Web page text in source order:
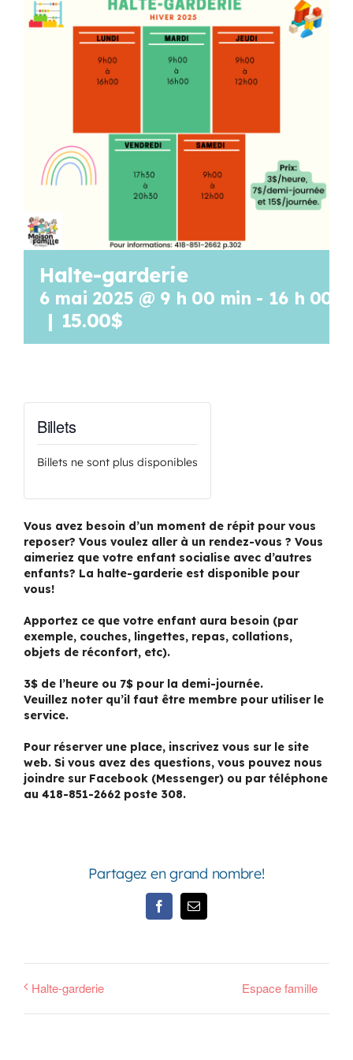
Programmation
OFFRES D’EMPLOI
Halte-garderie
6 mai 2025 @ 9 h 00 min - 16 h 00
| 15.00$
Billets
Billets ne sont plus disponibles
Vous avez besoin d’un moment de répit pour vous
reposer? Vous voulez aller à un rendez-vous ? Vous
aimeriez que votre enfant socialise avec d’autres
enfants? La halte-garderie est disponible pour
vous!
Apportez ce que votre enfant aura besoin (par
exemple, couches, lingettes, repas, collations,
objets de réconfort, etc).
3$ de l’heure ou 7$ pour la demi-journée.
Veuillez noter qu’il faut être membre pour utiliser le
service.
Pour réserver une place, inscrivez vous sur le site
web. Si vous avez des questions, vous pouvez nous
joindre sur Facebook (Messenger) ou par téléphone
au 418-851-2662 poste 308.
Partagez en grand nombre!
FacebookEmail
Halte-garderie Espace famille